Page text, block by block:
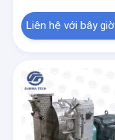
các sản phẩm
Về chúng tôi
Liên hệ với bây giờ